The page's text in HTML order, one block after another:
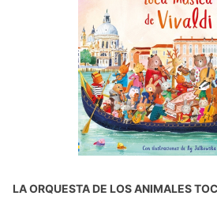
LA ORQUESTA DE LOS ANIMALES